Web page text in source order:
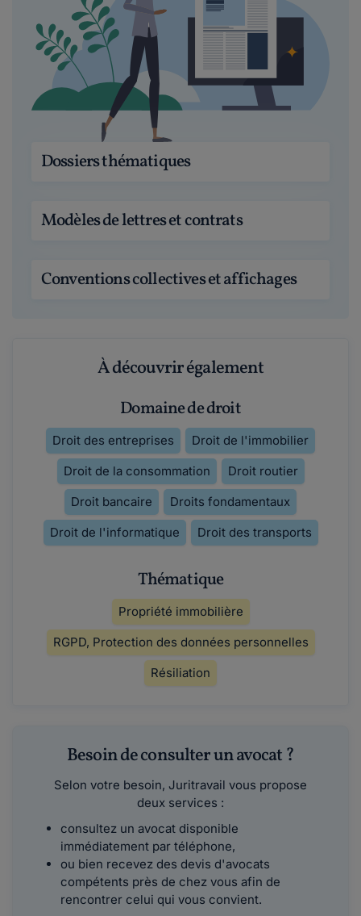
Dossiers thématiques
Modèles de lettres et contrats
Conventions collectives et affichages
À découvrir également
Domaine de droit
Droit des entreprises
Droit de l'immobilier
Droit de la consommation
Droit routier
Droit bancaire
Droits fondamentaux
Droit de l'informatique
Droit des transports
Thématique
Propriété immobilière
RGPD, Protection des données personnelles
Résiliation
Besoin de consulter un avocat ?
Selon votre besoin, Juritravail vous propose
deux services :
consultez un avocat disponible
immédiatement par téléphone,
ou bien recevez des devis d'avocats
compétents près de chez vous afin de
rencontrer celui qui vous convient.